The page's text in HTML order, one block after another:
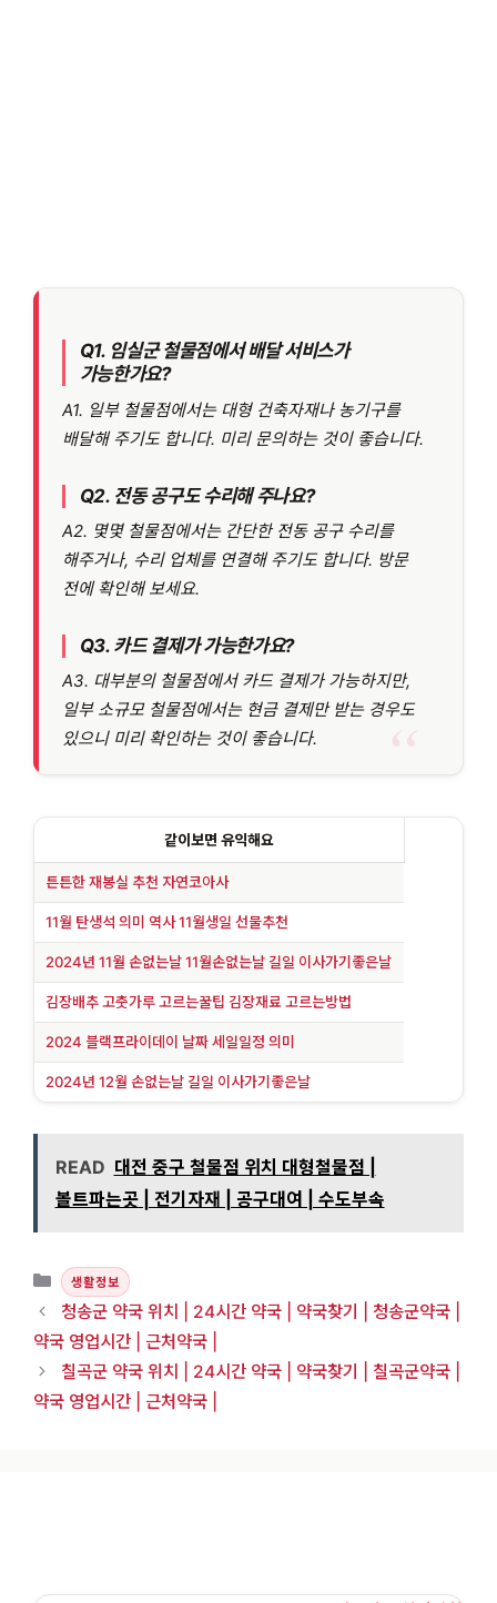
Q1. 임실군 철물점에서 배달 서비스가
가능한가요?
A1. 일부 철물점에서는 대형 건축자재나 농기구를
배달해 주기도 합니다. 미리 문의하는 것이 좋습니다.
Q2. 전동 공구도 수리해 주나요?
A2. 몇몇 철물점에서는 간단한 전동 공구 수리를
해주거나, 수리 업체를 연결해 주기도 합니다. 방문
전에 확인해 보세요.
Q3. 카드 결제가 가능한가요?
A3. 대부분의 철물점에서 카드 결제가 가능하지만,
일부 소규모 철물점에서는 현금 결제만 받는 경우도
있으니 미리 확인하는 것이 좋습니다.
같이보면 유익해요
튼튼한 재봉실 추천 자연코아사
11월 탄생석 의미 역사 11월생일 선물추천
2024년 11월 손없는날 11월손없는날 길일 이사가기좋은날
김장배추 고춧가루 고르는꿀팁 김장재료 고르는방법
2024 블랙프라이데이 날짜 세일일정 의미
2024년 12월 손없는날 길일 이사가기좋은날
READ 대전 중구 철물점 위치 대형철물점 |
볼트파는곳 | 전기자재 | 공구대여 | 수도부속
카테고리
생활정보
청송군 약국 위치 | 24시간 약국 | 약국찾기 | 청송군약국 |
약국 영업시간 | 근처약국 |
칠곡군 약국 위치 | 24시간 약국 | 약국찾기 | 칠곡군약국 |
약국 영업시간 | 근처약국 |